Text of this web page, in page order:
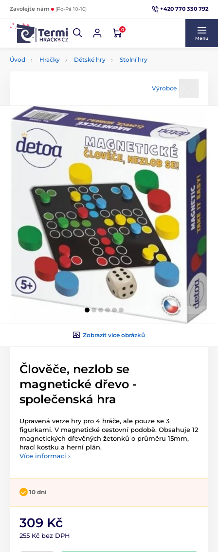
Zavolejte nám (Po-Pá 10-16) +420 770 330 792
0
Menu
Úvod Hračky Dětské hry Stolní hry
Výrobce
Zobrazit více obrázků
Člověče, nezlob se
magnetické dřevo -
společenská hra
Upravená verze hry pro 4 hráče, ale pouze se 3
figurkami. V magnetické cestovní podobě. Obsahuje 12
magnetických dřevěných žetonků o průměru 15mm,
hrací kostku a herní plán.
Více informací ›
10 dní
309 Kč
255 Kč bez DPH